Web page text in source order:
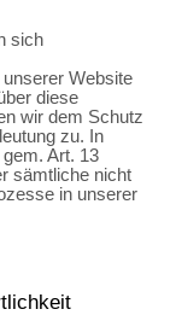
sich
Website
diese
wir dem Schutz
zu. In
Art. 13
sämtliche nicht
in unserer